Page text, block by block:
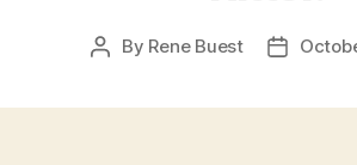
Post
By Rene Buest
Post